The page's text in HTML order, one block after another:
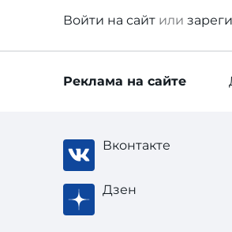
Войти на сайт или
Реклама на сайте
Вконтакте
Дзен